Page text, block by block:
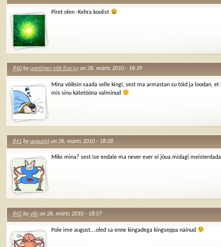
Piret olen -Kehra koolist
#40byunetiiger ehk Eva-Lyon 26. märts 2010 - 16:39
Mina võiksin saada selle kingi, sest ma armastan su töid ja loodan, et
mis sinu kätetööna valminud
#41byaugust4on 26. märts 2010 - 18:28
Miks mina? sest ise endale ma never ever ei jõua midagi
#42byviki on 26. märts 2010 - 18:57
Pole ime august….oled sa enne kingadega kingseppa näinud